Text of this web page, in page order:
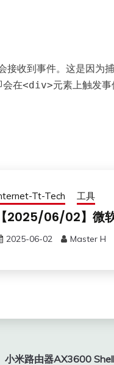
接收到事件。这是因为
会在<div>元素上触发事
Tt-Tech 工具
【2025/06/02】微
2025-06-02 Master H
小米路由器AX3600